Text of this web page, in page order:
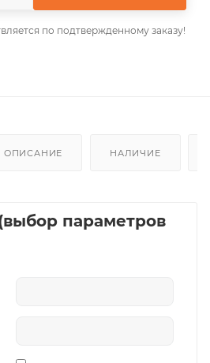
по подтвержденному заказу!
ОПИСАНИЕ НАЛИЧИЕ
параметров